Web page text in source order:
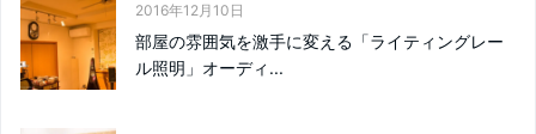
2016年12月10日
部屋の雰囲気を激手に変える「ライティングレー
ル照明」オーディ...